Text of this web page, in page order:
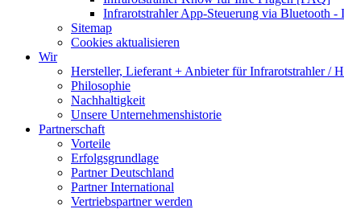
Infrarotstrahler App-Steuerung via Bluetooth -
Sitemap
Cookies aktualisieren
Wir
Hersteller, Lieferant + Anbieter für Infrarotstrahler /
Philosophie
Nachhaltigkeit
Unsere Unternehmenshistorie
Partnerschaft
Vorteile
Erfolgsgrundlage
Partner Deutschland
Partner International
Vertriebspartner werden